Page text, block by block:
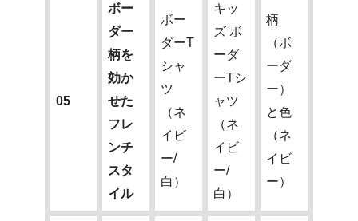
05
ボー
ダー
柄を
効か
せた
フレ
ンチ
スタ
イル
ボー
ダーT
シャ
ツ
（ネ
イビ
ー/
白）
キッ
ズ ボ
ーダ
ーTシ
ャツ
（ネ
イビ
ー/
白）
柄
（ボ
ーダ
ー）
と色
（ネ
イビ
ー）